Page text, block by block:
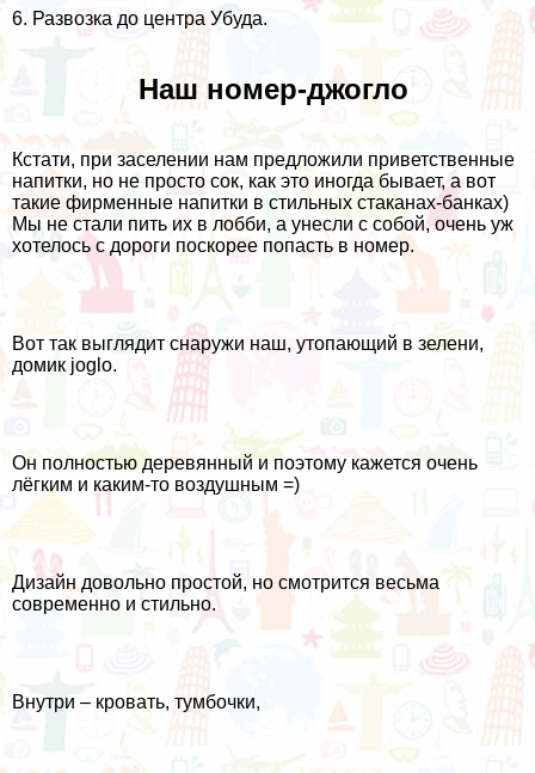
6. Развозка до центра Убуда.
Наш номер-джогло
Кстати, при заселении нам предложили приветственные
напитки, но не просто сок, как это иногда бывает, а вот
такие фирменные напитки в стильных стаканах-банках)
Мы не стали пить их в лобби, а унесли с собой, очень уж
хотелось с дороги поскорее попасть в номер.
Вот так выглядит снаружи наш, утопающий в зелени,
домик joglo.
Он полностью деревянный и поэтому кажется очень
лёгким и каким-то воздушным =)
Дизайн довольно простой, но смотрится весьма
современно и стильно.
Внутри – кровать, тумбочки,